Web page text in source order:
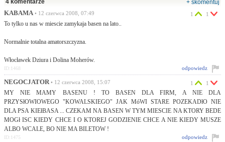
4 komentarze
+ skomentuj
KABAMA • 12 czerwca 2008, 07:49
To tylko u nas w miescie zamykaja basen na lato..
Normalnie totalna amatorszczyzna.
Włocławek Dziura i Dolina Moherów.
1 1
odpowiedz
ID:1468
NEGOCJATOR • 12 czerwca 2008, 15:07
MY NIE MAMY BASENU ! TO BASEN DLA FIRM, A NIE DLA
PRZYSłOWIOWEGO "KOWALSKIEGO" JAK MóWI STARE POZEKADłO NIE
DLA PSA KIEłBASA ... CZEKAM NA BASEN W TYM MIESCIE NA KTORY BEDE
MOGł ISC KIEDY CHCE I O KTOREJ GODZIENIE CHCE A NIE KIEDY MUSZE
ALBO WCALE, BO NIE MA BILETOW !
1 1
odpowiedz
ID:1475